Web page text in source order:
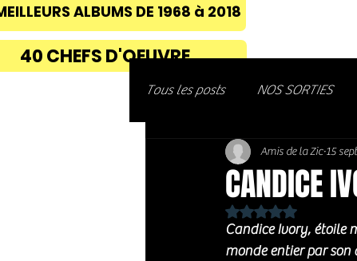
ALBUMS DE 1968 à 2018
40 CHEFS D'OEUVRE
Tous les posts NOS SORTIES
Soft Rock / Folk Jazz
Country / Americana
CANDICE
Amis de la Zic 15
Noté NaN étoiles sur 5.
Candice Ivory, étoile
monde entier par son